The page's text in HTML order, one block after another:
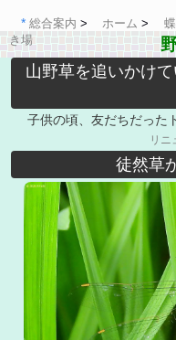
総合案内 ホーム
き場
山野草を追いかけ
子供の頃、友だちだった
リニ
徒然草